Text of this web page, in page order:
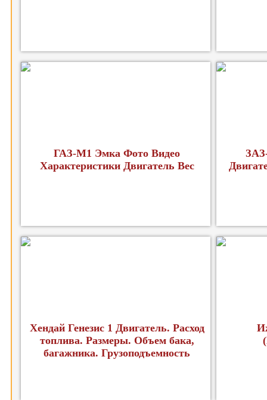
ГАЗ-М1 Эмка Фото Видео
Характеристики Двигатель Вес
Хендай Генезис 1 Двигатель. Расход
топлива. Размеры. Объем бака,
багажника. Грузоподъемность